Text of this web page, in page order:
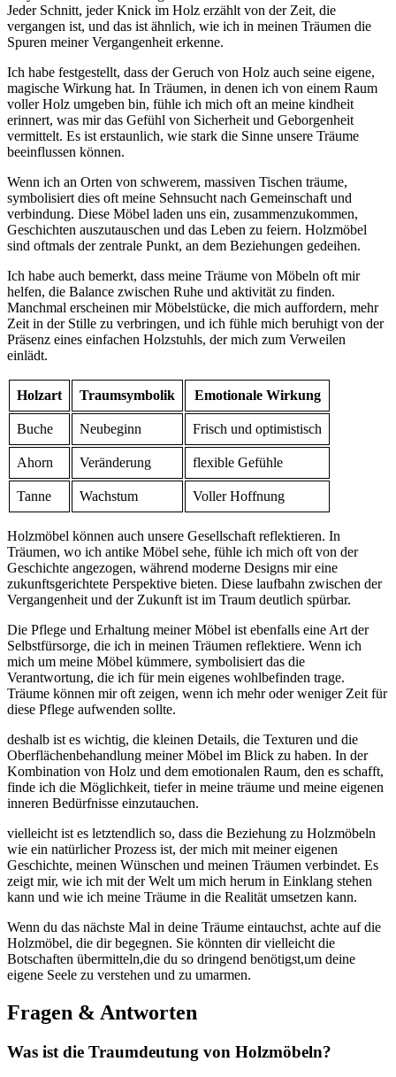
⁢Jeder Schnitt, jeder Knick im Holz⁣ erzählt⁢ von der Zeit, ⁤die
vergangen ist, und ⁤das ist ähnlich, wie ‌ich in meinen Träumen‌ die
Spuren meiner Vergangenheit ⁣erkenne.
Ich​ habe ​festgestellt, dass⁤ der⁤ Geruch ⁣von Holz auch seine ⁣eigene,
magische Wirkung⁢ hat.⁣ In ‍Träumen, in denen ​ich von einem⁣ Raum
⁤voller Holz umgeben bin, fühle ich mich oft⁣ an meine kindheit
erinnert, ‍was mir das Gefühl von⁣ Sicherheit und Geborgenheit
vermittelt. Es ist erstaunlich, wie ⁣stark die‌ Sinne⁣ unsere Träume⁤
beeinflussen können.
Wenn ich an‍ Orten von⁢ schwerem, massiven Tischen ​träume,
symbolisiert dies oft⁤ meine Sehnsucht nach Gemeinschaft und
verbindung.⁣ Diese Möbel laden uns ein, zusammenzukommen,
Geschichten ⁢auszutauschen und das Leben zu feiern. Holzmöbel
⁤sind oftmals der zentrale Punkt,⁢ an dem Beziehungen gedeihen.
Ich‌ habe auch bemerkt, dass meine ⁣Träume von Möbeln oft ⁤mir
helfen, die Balance zwischen Ruhe und aktivität zu ​finden.
Manchmal ​erscheinen mir ‍Möbelstücke, die mich ⁢auffordern, mehr
Zeit in der Stille ‍zu verbringen,‍ und​ ich fühle ​mich beruhigt von der
Präsenz eines⁣ einfachen Holzstuhls, der mich zum⁤ Verweilen
einlädt.
Holzart Traumsymbolik Emotionale Wirkung
Buche Neubeginn Frisch und⁤ optimistisch
Ahorn Veränderung flexible Gefühle
Tanne Wachstum Voller Hoffnung
Holzmöbel können auch unsere Gesellschaft reflektieren. In⁣
Träumen,‌ wo ich antike⁤ Möbel sehe, fühle ‍ich mich oft ‍von der⁢
Geschichte angezogen, während moderne Designs mir eine
⁣zukunftsgerichtete Perspektive bieten. Diese‍ laufbahn zwischen der‍
Vergangenheit und der Zukunft ist im Traum ‍deutlich spürbar.
Die Pflege und ⁤Erhaltung meiner Möbel ist ⁢ebenfalls eine Art der⁣
Selbstfürsorge, die ich in meinen⁢ Träumen reflektiere. Wenn ich
mich um meine Möbel kümmere, symbolisiert das die
Verantwortung,⁣ die ich für mein eigenes wohlbefinden trage.
⁣Träume können mir‌ oft zeigen, wenn ⁣ich mehr⁢ oder ​weniger Zeit für‌
diese ⁤Pflege aufwenden sollte.
deshalb ist es⁤ wichtig,⁤ die kleinen Details, ​die⁢ Texturen und die
Oberflächenbehandlung ​meiner Möbel ‍im Blick zu ‌haben. In der
Kombination von Holz und​ dem emotionalen Raum, den es schafft,‍
finde ich die Möglichkeit, tiefer in meine träume und meine ⁤eigenen
inneren Bedürfnisse einzutauchen.
vielleicht ist⁣ es letztendlich so, ‍dass ‌die⁣ Beziehung zu​ Holzmöbeln
wie ein natürlicher Prozess ist, der⁣ mich mit meiner eigenen⁤
Geschichte, meinen Wünschen und‍ meinen Träumen ⁤verbindet. ​Es
zeigt⁤ mir, wie ich⁣ mit der Welt um mich herum in Einklang stehen⁢
kann und wie ich meine Träume in⁤ die Realität​ umsetzen kann.
Wenn du das nächste Mal in deine ​Träume⁣ eintauchst, achte auf die
Holzmöbel, ⁤die dir ⁣begegnen. Sie könnten⁢ dir vielleicht⁤ die
⁤Botschaften übermitteln,die du so dringend ⁤benötigst,um deine
‌eigene Seele ‍zu verstehen und⁣ zu umarmen.
Fragen & Antworten
Was ist die Traumdeutung von Holzmöbeln?